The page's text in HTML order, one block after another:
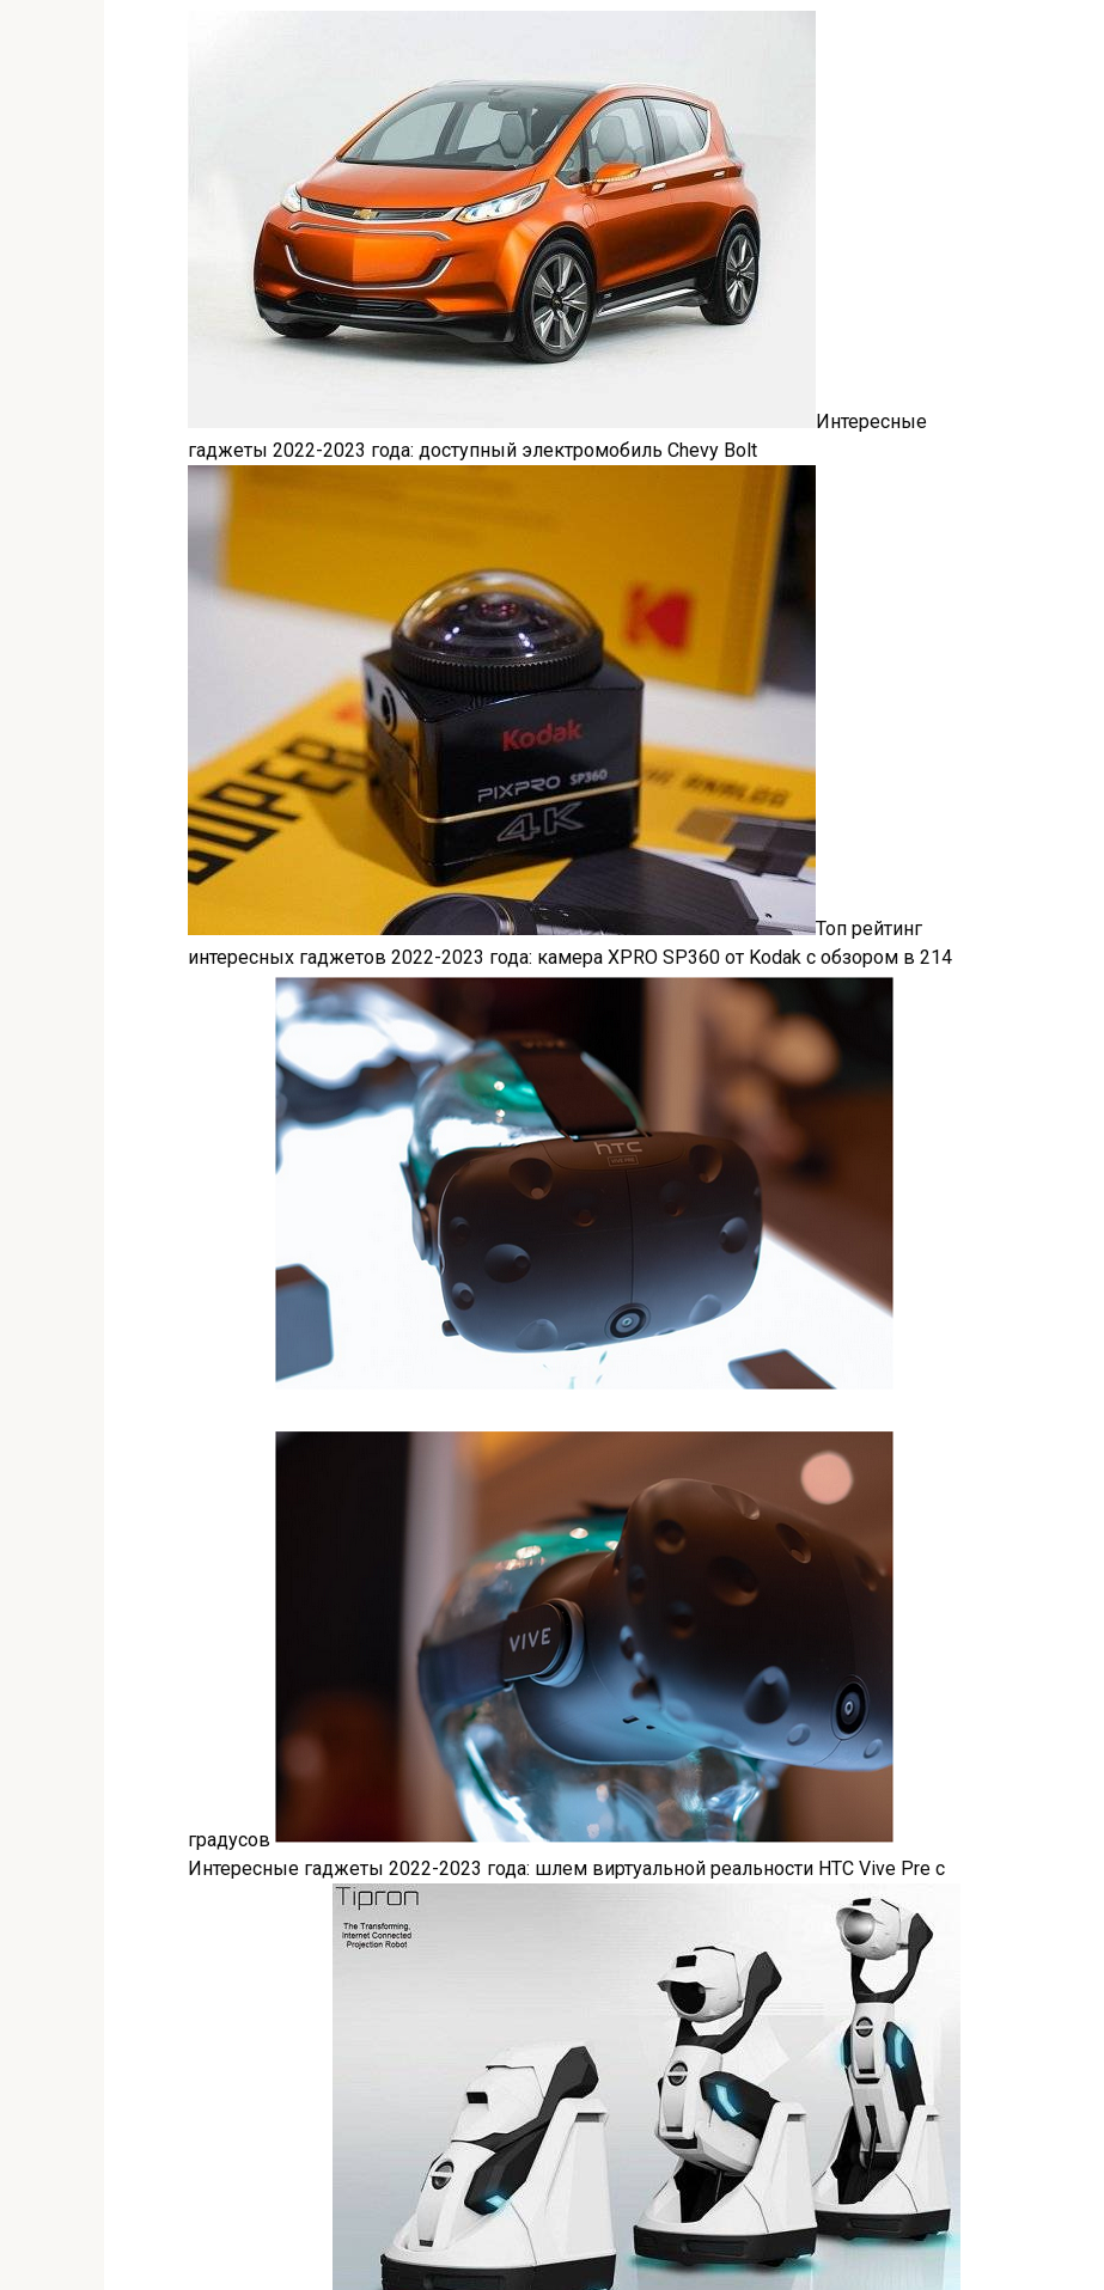
Интересные
гаджеты 2022-2023 года: доступный электромобиль Chevy Bolt
Топ рейтинг
интересных гаджетов 2022-2023 года: камера XPRO SP360 от Kodak с обзором в 214
градусов
Интересные гаджеты 2022-2023 года: шлем виртуальной реальности HTC Vive Pre с